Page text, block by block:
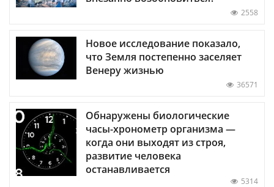
2558
Новое исследование показало,
что Земля постепенно заселяет
Венеру жизнью
36571
Обнаружены биологические
часы-хронометр организма —
когда они выходят из строя,
развитие человека
останавливается
5314